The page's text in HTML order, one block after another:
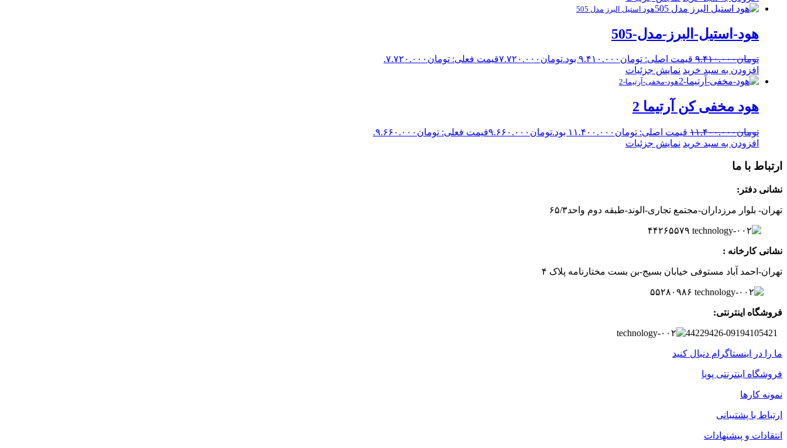
هود استیل البرز مدل 505
هود-استیل-البرز-مدل-505
تومان۹.۴۱۰.۰۰۰ قیمت اصلی: تومان۹.۴۱۰.۰۰۰ بود. تومان ۷.۷۲۰.۰۰۰قیمت فعلی: تومان۷.۷۲۰.۰۰۰.
افزودن به سبد خرید نمایش جزئیات
هود-مخفی-آرتیما-2
هود مخفی کن آرتیما 2
تومان۱۱.۴۰۰.۰۰۰ قیمت اصلی: تومان۱۱.۴۰۰.۰۰۰ بود. تومان ۹.۶۶۰.۰۰۰قیمت فعلی: تومان۹.۶۶۰.۰۰۰.
افزودن به سبد خرید نمایش جزئیات
ارتباط با ما
نشانی دفتر:
تهران- بلوار مرزداران-مجتمع تجاری-الوند-طبقه دوم واحد۶ ۵/۳
۲۶۵۵۷۹
نشانی کارخانه :
تهران- احمد آباد مستوفی خیابان بسیج-بن بست مختارنامه پلاک ۴
فروشگاه اینترنتی:
44229426-09194105421
ما را در اینستاگرام دنبال کنید
فروشگاه اینترنتی پویا
نمونه کارها
ارتباط با پشتیبانی
انتقادات و پیشنهادات